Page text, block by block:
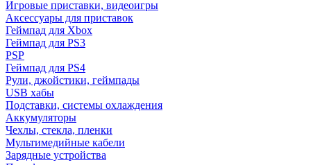
Игровые приставки, видеоигры
Аксессуары для приставок
Геймпад для Xbox
Геймпад для PS3
PSP
Геймпад для PS4
Рули, джойстики, геймпады
USB хабы
Подставки, системы охлаждения
Аккумуляторы
Чехлы, стекла, пленки
Мультимедийные кабели
Зарядные устройства